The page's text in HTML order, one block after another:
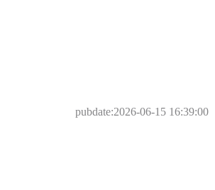
pubdate:2026-06-15 16:39:00